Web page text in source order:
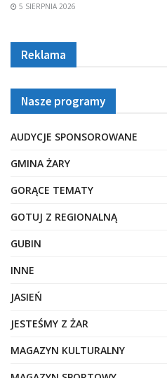
5 SIERPNIA 2026
Reklama
Nasze programy
AUDYCJE SPONSOROWANE
GMINA ŻARY
GORĄCE TEMATY
GOTUJ Z REGIONALNĄ
GUBIN
INNE
JASIEŃ
JESTEŚMY Z ŻAR
MAGAZYN KULTURALNY